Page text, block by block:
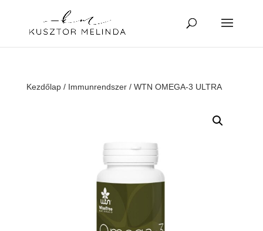
Kezdőlap/ Immunrendszer/ WTN OMEGA-3 ULTRA